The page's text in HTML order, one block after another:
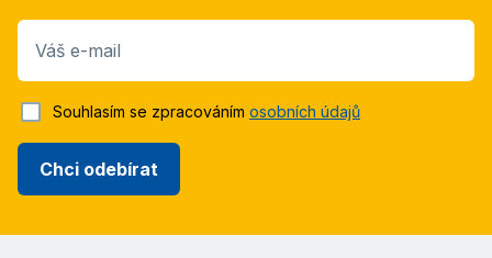
Váš e-mail
Chci odebírat
Souhlasím se zpracováním osobních údajů